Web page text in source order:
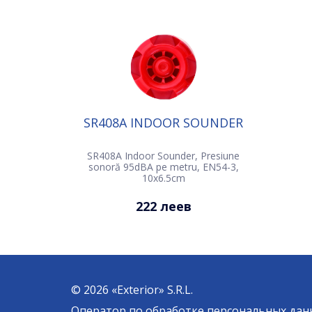
SR408A INDOOR SOUNDER
SR408A Indoor Sounder, Presiune
sonoră 95dBA pe metru, EN54-3,
10x6.5cm
222 леев
© 2026 «Exterior» S.R.L.